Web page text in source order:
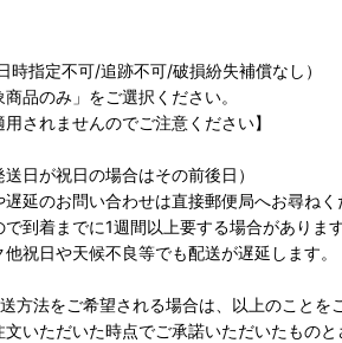
指定不可/追跡不可/破損紛失補償なし）
品のみ」をご選択ください。
されませんのでご注意ください】
日が祝日の場合はその前後日）
延のお問い合わせは直接郵便局へお尋ねく
到着までに1週間以上要する場合があります
祝日や天候不良等でも配送が遅延します。
方法をご希望される場合は、以上のことを
いただいた時点でご承諾いただいたものと